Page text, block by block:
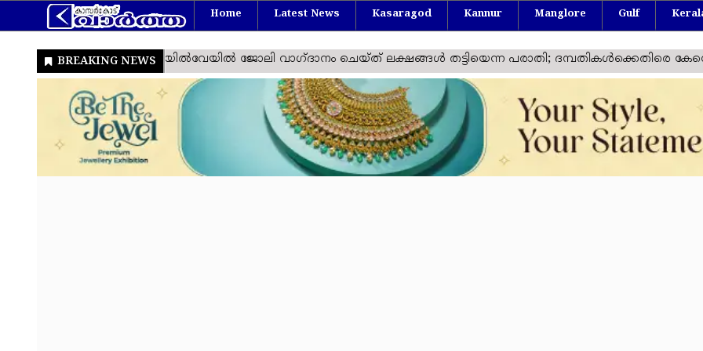
Home Latest News Kasaragod Kannur Manglore Gulf